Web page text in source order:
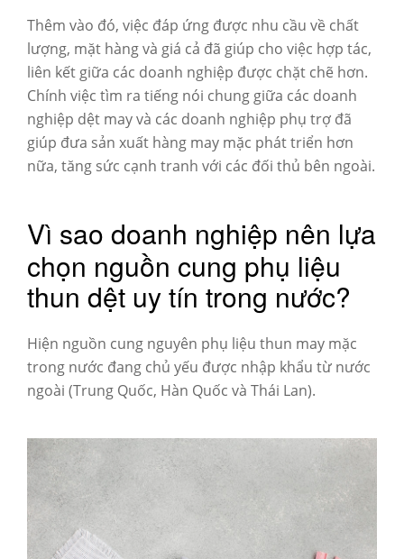
Thêm vào đó, việc đáp ứng được nhu cầu về chất
lượng, mặt hàng và giá cả đã giúp cho việc hợp tác,
liên kết giữa các doanh nghiệp được chặt chẽ hơn.
Chính việc tìm ra tiếng nói chung giữa các doanh
nghiệp dệt may và các doanh nghiệp phụ trợ đã
giúp đưa sản xuất hàng may mặc phát triển hơn
nữa, tăng sức cạnh tranh với các đối thủ bên ngoài.
Vì sao doanh nghiệp nên lựa
chọn nguồn cung phụ liệu
thun dệt uy tín trong nước?
Hiện nguồn cung nguyên phụ liệu thun may mặc
trong nước đang chủ yếu được nhập khẩu từ nước
ngoài (Trung Quốc, Hàn Quốc và Thái Lan).